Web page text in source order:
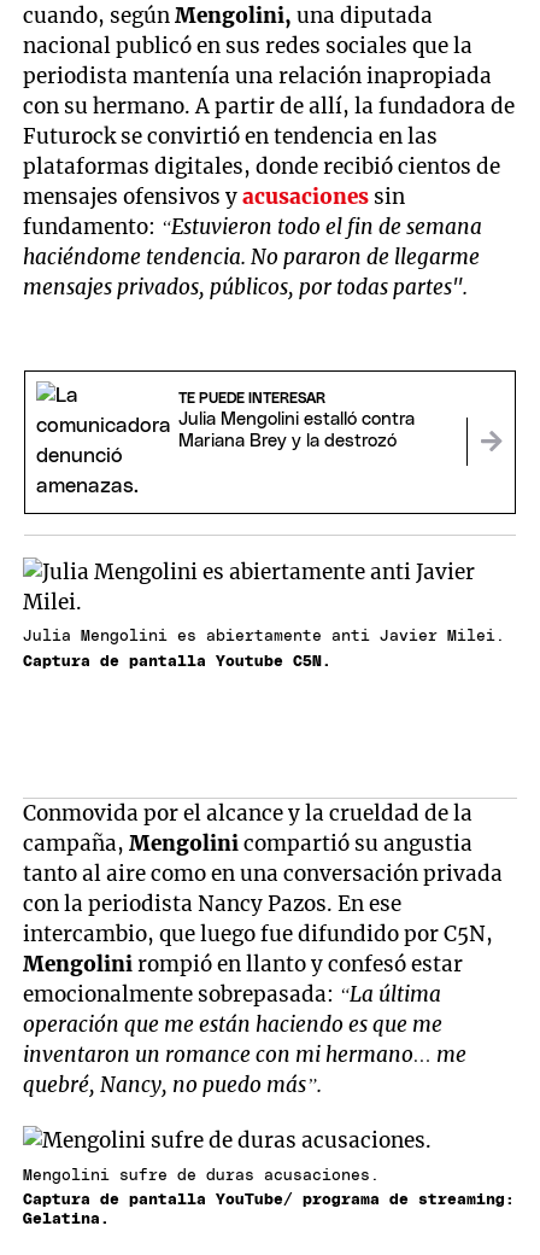
cuando, segúnMengolini, una diputada
nacional publicó en sus redes sociales que la
periodista mantenía una relación inapropiada
con su hermano. A partir de allí, la fundadora de
Futurock se convirtió en tendencia en las
plataformas digitales, donde recibió cientos de
mensajes ofensivos yacusaciones sin
fundamento: “Estuvieron todo el fin de semana
haciéndome tendencia. No pararon de llegarme
mensajes privados, públicos, por todas partes".
TE PUEDE INTERESAR
Julia Mengolini estalló contra
Mariana Brey y la destrozó
Julia Mengolini es abiertamente anti Javier Milei.
Captura de pantalla Youtube C5N.
Conmovida por el alcance y la crueldad de la
campaña,Mengolinicompartió su angustia
tanto al aire como en una conversación privada
con la periodista Nancy Pazos. En ese
intercambio, que luego fue difundido por C5N,
Mengolinirompió en llanto y confesó estar
emocionalmente sobrepasada: “La última
operación que me están haciendo es que me
inventaron un romance con mi hermano… me
quebré, Nancy, no puedo más”.
Mengolini sufre de duras acusaciones.
Captura de pantalla YouTube/ programa de streaming:
Gelatina.